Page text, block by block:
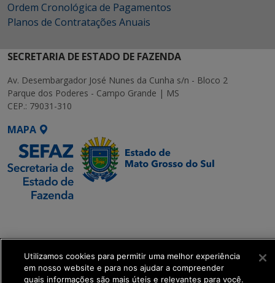
Ordem Cronológica de Pagamentos
Planos de Contratações Anuais
SECRETARIA DE ESTADO DE FAZENDA
Av. Desembargador José Nunes da Cunha s/n - Bloco 2
Parque dos Poderes - Campo Grande | MS
CEP.: 79031-310
MAPA
Transformação Digital
get_footer();
Utilizamos cookies para permitir uma melhor experiência
em nosso website e para nos ajudar a compreender
quais informações são mais úteis e relevantes para você.